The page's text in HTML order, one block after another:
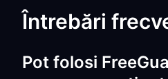
Întrebări
Pot folosi